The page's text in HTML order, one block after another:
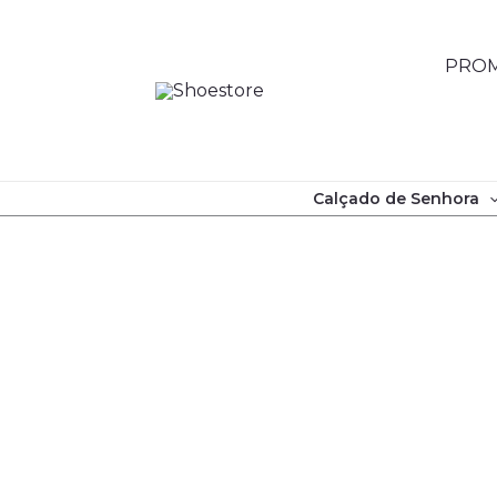
Calçado de Senhora